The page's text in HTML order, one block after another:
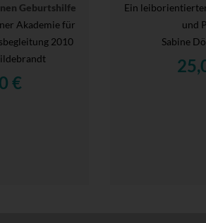
Geburtshilfe
Akademie für
2010
€
Ein
und
Sabine